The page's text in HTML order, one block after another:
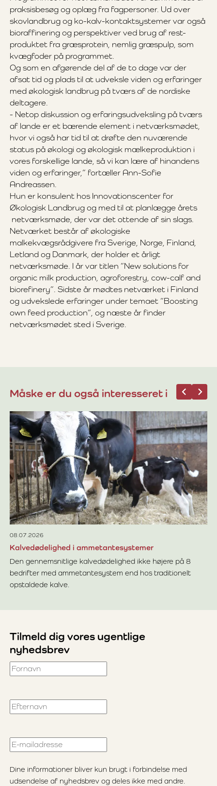
praksisbesøg og oplæg fra fagpersoner. Ud over
skovlandbrug og ko-kalv-kontaktsystemer var også
bioraffinering og perspektiver ved brug af rest-
produktet fra græsprotein, nemlig græspulp, som
kvægfoder på programmet.
Og som en afgørende del af de to dage var der
afsat tid og plads til at udveksle viden og erfaringer
med økologisk landbrug på tværs af de nordiske
deltagere.
- Netop diskussion og erfaringsudveksling på tværs
af lande er et bærende element i netværksmødet,
hvor vi også har tid til at drøfte den nuværende
status på økologi og økologisk mælkeproduktion i
vores forskellige lande, så vi kan lære af hinandens
viden og erfaringer,” fortæller Ann-Sofie
Andreassen.
Hun er konsulent hos Innovationscenter for
Økologisk Landbrug og med til at planlægge årets
netværksmøde, der var det ottende af sin slags.
Netværket består af økologiske
malkekvægsrådgivere fra Sverige, Norge, Finland,
Letland og Danmark, der holder et årligt
netværksmøde. I år var titlen ”New solutions for
organic milk production, agroforestry, cow-calf and
biorefinery”. Sidste år mødtes netværket i Finland
og udvekslede erfaringer under temaet ”Boosting
own feed production”, og næste år finder
netværksmødet sted i Sverige.
Måske er du også interesseret i
08.07.2026
Kalvedødelighed i ammetantesystemer
Den gennemsnitlige kalvedødelighed ikke højere på 8
bedrifter med ammetantesystem end hos traditionelt
opstaldede kalve.
Tilmeld dig vores ugentlige
nyhedsbrev
Fornavn
Efternavn
E-mailadresse
Dine informationer bliver kun brugt i forbindelse med
udsendelse af nyhedsbrev og deles ikke med andre.